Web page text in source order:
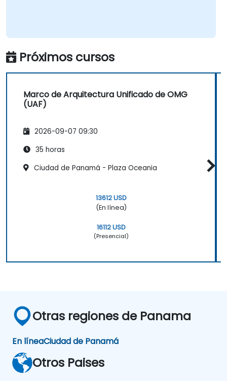
Próximos cursos
Marco de Arquitectura Unificado de OMG
(UAF)
2026-09-07 09:30
35 horas
Ciudad de Panamá - Plaza Oceania
13612 USD
(En línea)
16112 USD
(Presencial)
Otras regiones de Panama
En líneaCiudad de Panamá
Otros Paises